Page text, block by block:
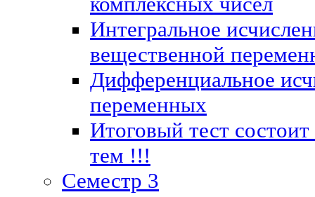
Интегральное
вещественной
Дифференциальное
переменных
Итоговый тест
тем !!!
Семестр 3